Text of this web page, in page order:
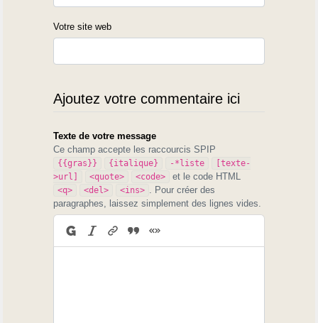
Votre site web
Ajoutez votre commentaire ici
Texte de votre message
Ce champ accepte les raccourcis SPIP
{{gras}} {italique} -*liste
[texte-
>url]
<quote> <code> et le code HTML
<q> <del> <ins> . Pour créer des
paragraphes, laissez simplement des lignes vides.